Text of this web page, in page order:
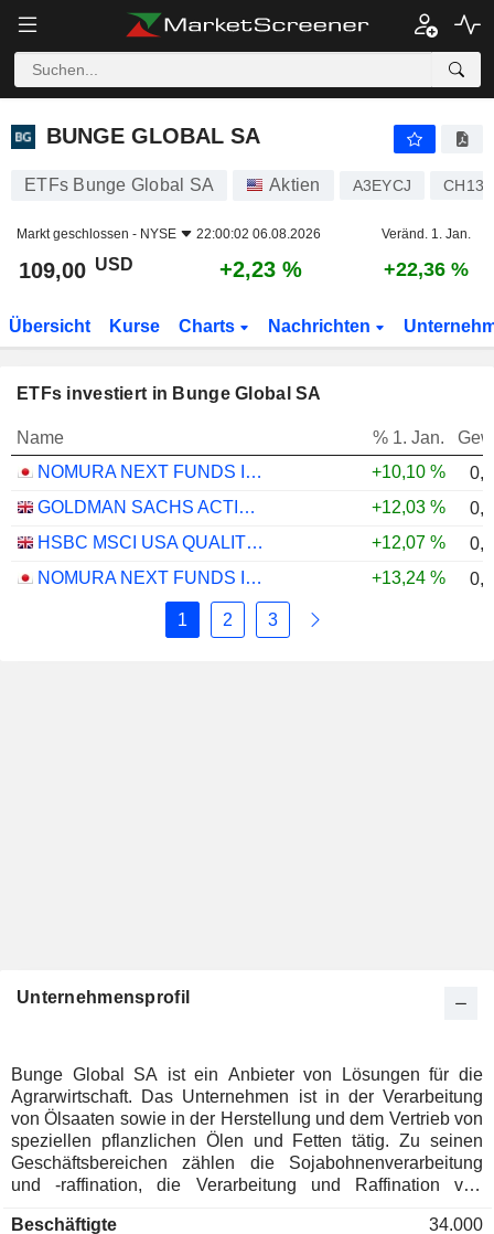
BUNGE GLOBAL SA
BUNGE GLOBAL SA
ETFs Bunge Global SA Aktien A3EYCJ
Markt geschlossen - NYSE 22:00:02 06.08.2026 Veränd. 1. Jan.
109,00 USD +2,23 % +22,36 %
Übersicht Kurse Charts Nachrichten
ETFs investiert in Bunge Global SA
Name % 1. Jan.
NOMURA NEXT FUNDS INTERNATIONAL EQUITY MSCI-KOKUSAI (YEN-HEDGED) ETF - JPY
+10,10 %
GOLDMAN SACHS ACTIVEBETA PARIS-ALIGNED SUSTAINABLE US LARGE CAP EQUITY UCITS ETF - USD
+12,03 %
HSBC MSCI USA QUALITY UCITS ETF - USD
+12,07 %
NOMURA NEXT FUNDS INTERNATIONAL EQUITY MSCI-KOKUSAI (UNHEDGED) ETF - JPY
+13,24 %
1 2 3
Unternehmensprofil
Bunge Global SA ist ein Anbieter von Lösungen für die
Agrarwirtschaft. Das Unternehmen ist in der Verarbeitung
von Ölsaaten sowie in der Herstellung und dem Vertrieb von
speziellen pflanzlichen Ölen und Fetten tätig. Zu seinen
Geschäftsbereichen zählen die Sojabohnenverarbeitung
und -raffination, die Verarbeitung und Raffination von
Ölsaaten sowie der Getreidehandel und die
Beschäftigte 34.000